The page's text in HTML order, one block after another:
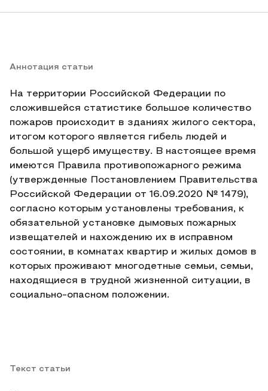
Аннотация статьи
На территории Российской Федерации по
сложившейся статистике большое количество
пожаров происходит в зданиях жилого сектора,
итогом которого является гибель людей и
большой ущерб имуществу. В настоящее время
имеются Правила противопожарного режима
(утвержденные Постановлением Правительства
Российской Федерации от 16.09.2020 № 1479),
согласно которым установлены требования, к
обязательной установке дымовых пожарных
извещателей и нахождению их в исправном
состоянии, в комнатах квартир и жилых домов в
которых проживают многодетные семьи, семьи,
находящиеся в трудной жизненной ситуации, в
социально-опасном положении.
Текст статьи